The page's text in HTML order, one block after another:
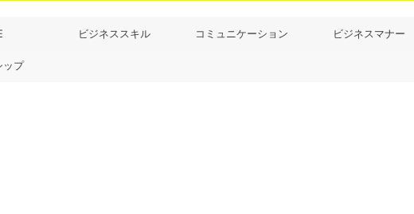
ビジネススキル コミュニケーション ビジネスマナー
ップ